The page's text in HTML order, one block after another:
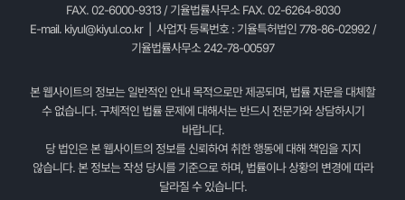
FAX. 02-6000-9313 / 기율법률사무소 FAX. 02-6264-8030
E-mail. kiyul@kiyul.co.kr| 사업자 등록번호 : 기율특허법인 778-86-02992 /
기율법률사무소 242-78-00597
본 웹사이트의 정보는 일반적인 안내 목적으로만 제공되며, 법률 자문을 대체할
수 없습니다. 구체적인 법률 문제에 대해서는 반드시 전문가와 상담하시기
바랍니다.
당 법인은 본 웹사이트의 정보를 신뢰하여 취한 행동에 대해 책임을 지지
않습니다. 본 정보는 작성 당시를 기준으로 하며, 법률이나 상황의 변경에 따라
달라질 수 있습니다.